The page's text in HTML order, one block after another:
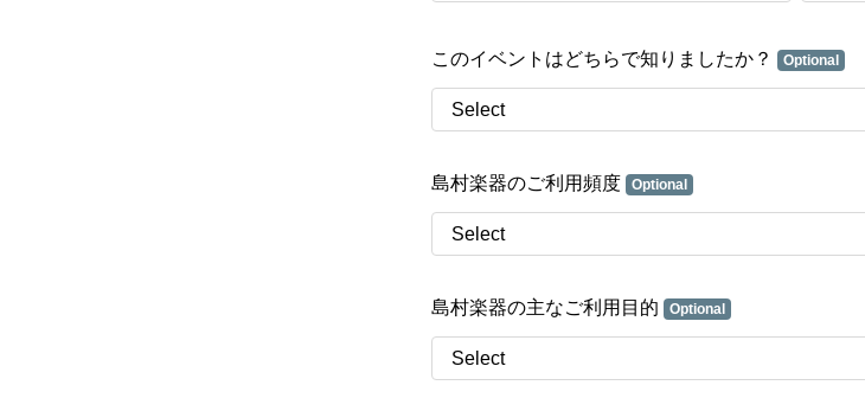
このイベントはどちらで知りましたか？ Optional
島村楽器のご利用頻度 Optional
島村楽器の主なご利用目的 Optional